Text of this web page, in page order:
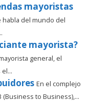
mayoristas
habla del mundo del
mayorista?
general, el
En el complejo
to Business),...